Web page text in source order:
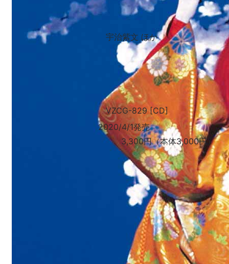
宇治紫文 ほか
VZCG-829 [CD]
2020/4/1発売
3,300円（本体3,000円）